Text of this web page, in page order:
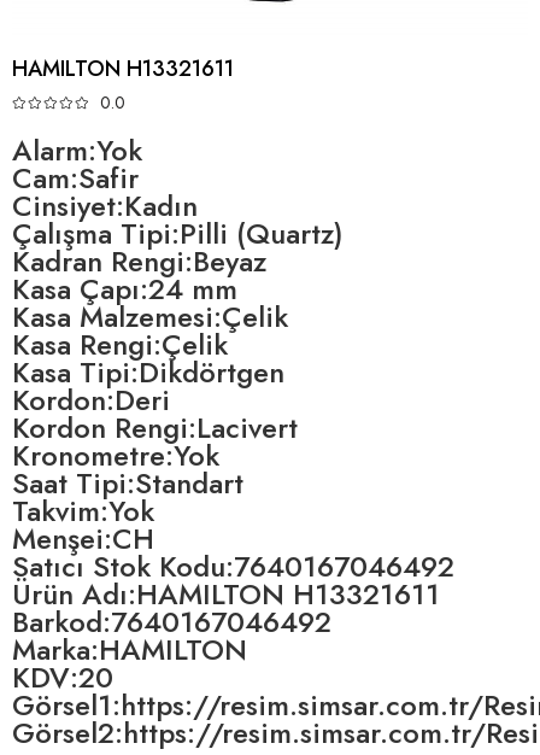
HAMILTON H13321611
0.0
Alarm:Yok
Cam:Safir
Cinsiyet:Kadın
Çalışma Tipi:Pilli (Quartz)
Kadran Rengi:Beyaz
Kasa Çapı:24 mm
Kasa Malzemesi:Çelik
Kasa Rengi:Çelik
Kasa Tipi:Dikdörtgen
Kordon:Deri
Kordon Rengi:Lacivert
Kronometre:Yok
Saat Tipi:Standart
Takvim:Yok
Menşei:CH
Satıcı Stok Kodu:7640167046492
Ürün Adı:HAMILTON H13321611
Barkod:7640167046492
Marka:HAMILTON
KDV:20
Görsel1:https://resim.simsar.com.tr/
Görsel2:https://resim.simsar.com.tr/